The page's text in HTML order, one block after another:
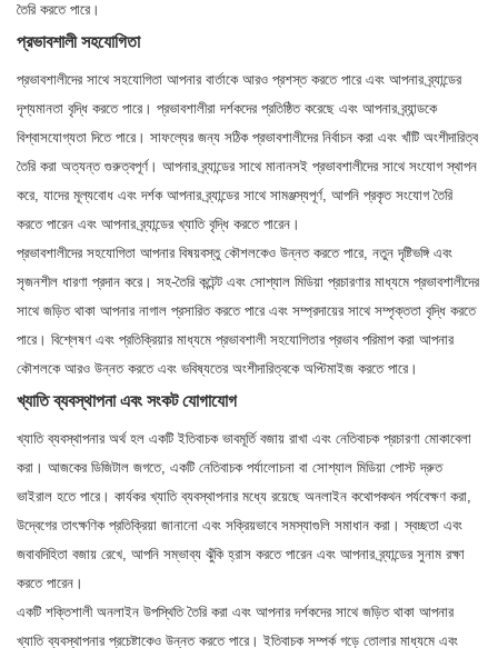
তৈরি করতে পারে।
প্রভাবশালী সহযোগিতা
প্রভাবশালীদের সাথে সহযোগিতা আপনার বার্তাকে আরও প্রশস্ত করতে পারে এবং আপনার ব্র্যান্ডের
দৃশ্যমানতা বৃদ্ধি করতে পারে। প্রভাবশালীরা দর্শকদের প্রতিষ্ঠিত করেছে এবং আপনার ব্র্যান্ডকে
বিশ্বাসযোগ্যতা দিতে পারে। সাফল্যের জন্য সঠিক প্রভাবশালীদের নির্বাচন করা এবং খাঁটি অংশীদারিত্ব
তৈরি করা অত্যন্ত গুরুত্বপূর্ণ। আপনার ব্র্যান্ডের সাথে মানানসই প্রভাবশালীদের সাথে সংযোগ স্থাপন
করে, যাদের মূল্যবোধ এবং দর্শক আপনার ব্র্যান্ডের সাথে সামঞ্জস্যপূর্ণ, আপনি প্রকৃত সংযোগ তৈরি
করতে পারেন এবং আপনার ব্র্যান্ডের খ্যাতি বৃদ্ধি করতে পারেন।
প্রভাবশালীদের সহযোগিতা আপনার বিষয়বস্তু কৌশলকেও উন্নত করতে পারে, নতুন দৃষ্টিভঙ্গি এবং
সৃজনশীল ধারণা প্রদান করে। সহ-তৈরি কন্টেন্ট এবং সোশ্যাল মিডিয়া প্রচারণার মাধ্যমে প্রভাবশালীদের
সাথে জড়িত থাকা আপনার নাগাল প্রসারিত করতে পারে এবং সম্প্রদায়ের সাথে সম্পৃক্ততা বৃদ্ধি করতে
পারে। বিশ্লেষণ এবং প্রতিক্রিয়ার মাধ্যমে প্রভাবশালী সহযোগিতার প্রভাব পরিমাপ করা আপনার
কৌশলকে আরও উন্নত করতে এবং ভবিষ্যতের অংশীদারিত্বকে অপ্টিমাইজ করতে পারে।
খ্যাতি ব্যবস্থাপনা এবং সংকট যোগাযোগ
খ্যাতি ব্যবস্থাপনার অর্থ হল একটি ইতিবাচক ভাবমূর্তি বজায় রাখা এবং নেতিবাচক প্রচারণা মোকাবেলা
করা। আজকের ডিজিটাল জগতে, একটি নেতিবাচক পর্যালোচনা বা সোশ্যাল মিডিয়া পোস্ট দ্রুত
ভাইরাল হতে পারে। কার্যকর খ্যাতি ব্যবস্থাপনার মধ্যে রয়েছে অনলাইন কথোপকথন পর্যবেক্ষণ করা,
উদ্বেগের তাৎক্ষণিক প্রতিক্রিয়া জানানো এবং সক্রিয়ভাবে সমস্যাগুলি সমাধান করা। স্বচ্ছতা এবং
জবাবদিহিতা বজায় রেখে, আপনি সম্ভাব্য ঝুঁকি হ্রাস করতে পারেন এবং আপনার ব্র্যান্ডের সুনাম রক্ষা
করতে পারেন।
একটি শক্তিশালী অনলাইন উপস্থিতি তৈরি করা এবং আপনার দর্শকদের সাথে জড়িত থাকা আপনার
খ্যাতি ব্যবস্থাপনার প্রচেষ্টাকেও উন্নত করতে পারে। ইতিবাচক সম্পর্ক গড়ে তোলার মাধ্যমে এবং